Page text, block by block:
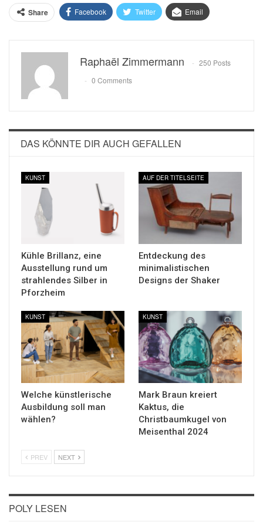
Share Facebook Twitter Email
Raphaël Zimmermann
250 Posts
0 Comments
DAS KÖNNTE DIR AUCH GEFALLEN
KUNST
Kühle Brillanz, eine
Ausstellung rund um
strahlendes Silber in
Pforzheim
AUF DER TITELSEITE
Entdeckung des
minimalistischen
Designs der Shaker
KUNST
Welche künstlerische
Ausbildung soll man
wählen?
KUNST
Mark Braun kreiert
Kaktus, die
Christbaumkugel von
Meisenthal 2024
PREV NEXT
POLY LESEN